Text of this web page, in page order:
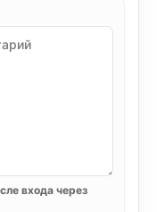
входа через